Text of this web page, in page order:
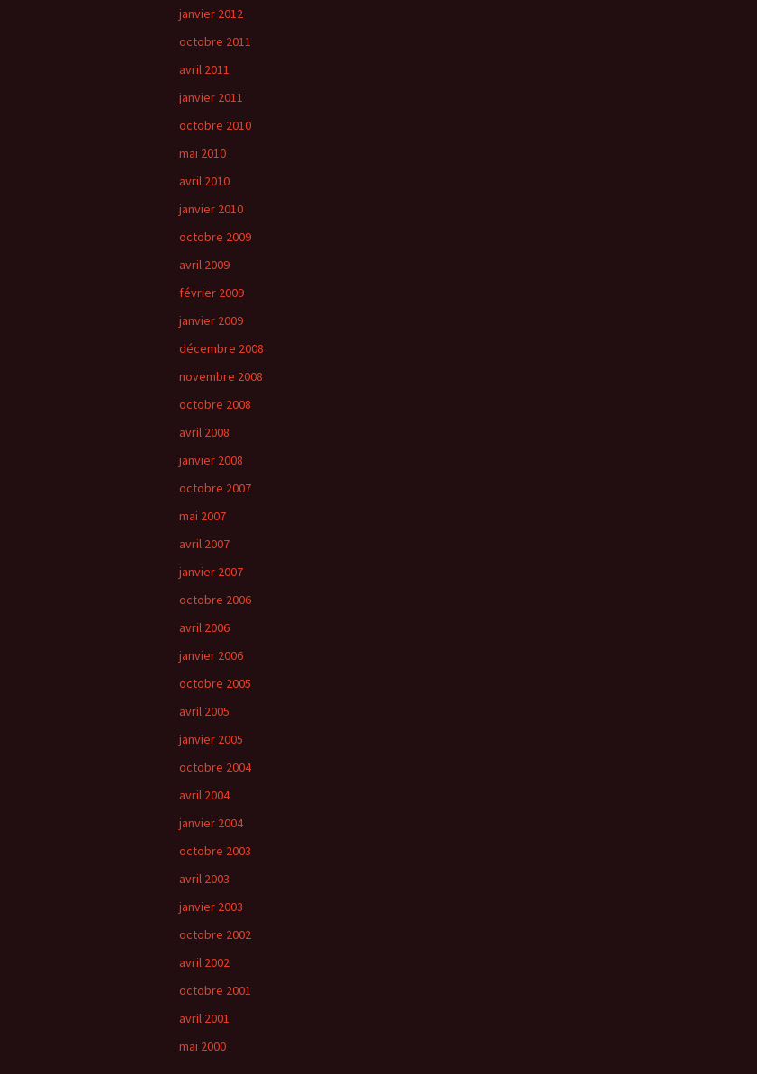
janvier 2012
octobre 2011
avril 2011
janvier 2011
octobre 2010
mai 2010
avril 2010
janvier 2010
octobre 2009
avril 2009
février 2009
janvier 2009
décembre 2008
novembre 2008
octobre 2008
avril 2008
janvier 2008
octobre 2007
mai 2007
avril 2007
janvier 2007
octobre 2006
avril 2006
janvier 2006
octobre 2005
avril 2005
janvier 2005
octobre 2004
avril 2004
janvier 2004
octobre 2003
avril 2003
janvier 2003
octobre 2002
avril 2002
octobre 2001
avril 2001
mai 2000